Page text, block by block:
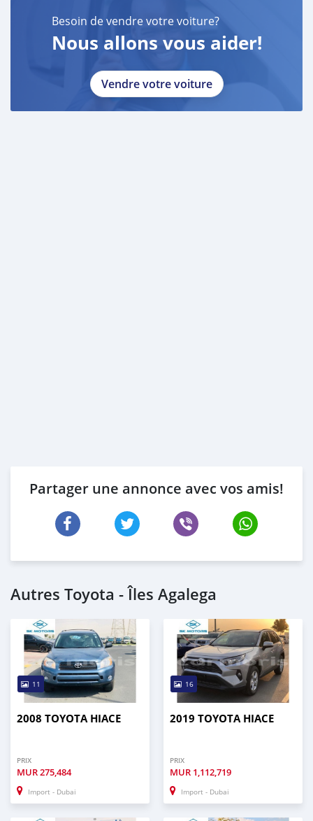
Besoin de vendre votre voiture?
Nous allons vous aider!
Vendre votre voiture
Partager une annonce avec vos amis!
Autres Toyota - Îles Agalega
11
2008 TOYOTA HIACE
PRIX
MUR275,484
Import - Dubai
16
2019 TOYOTA HIACE
PRIX
MUR 1,112,719
Import - Dubai